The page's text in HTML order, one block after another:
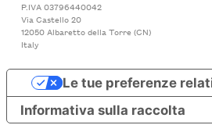
P.IVA 03796440042
Via Castello 20
12050 Albaretto della Torre (CN)
Italy
Informativa sulla raccolta
Le tue preferenze